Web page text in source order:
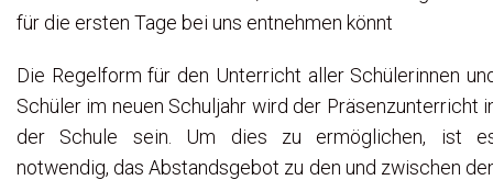
für die ersten Tage bei uns entnehmen könnt
Die Regelform für den Unterricht aller Schülerinnen
Schüler im neuen Schuljahr wird der Präsenzunterricht
der Schule sein. Um dies zu ermöglichen, ist
notwendig, das Abstandsgebot zu den und zwischen